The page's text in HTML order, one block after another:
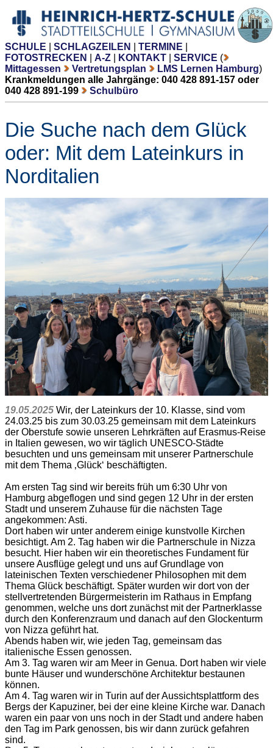
SCHULE SCHLAGZEILEN TERMINE
FOTOSTRECKEN
A-Z KONTAKT SERVICE (
Mittagessen
Vertretungsplan LMS Lernen Hamburg)
Krankmeldungen alle Jahrgänge: 040 428 891-157 oder
040 428 891-199
Schulbüro
Die Suche nach dem Glück
oder: Mit dem Lateinkurs in
Norditalien
19.05.2025 Wir, der Lateinkurs der 10. Klasse, sind vom
24.03.25 bis zum 30.03.25 gemeinsam mit dem Lateinkurs
der Oberstufe sowie unseren Lehrkräften auf Erasmus-Reise
in Italien gewesen, wo wir täglich UNESCO-Städte
besuchten und uns gemeinsam mit unserer Partnerschule
mit dem Thema ‚Glück‘ beschäftigten.
Am ersten Tag sind wir bereits früh um 6:30 Uhr von
Hamburg abgeflogen und sind gegen 12 Uhr in der ersten
Stadt und unserem Zuhause für die nächsten Tage
angekommen: Asti.
Dort haben wir unter anderem einige kunstvolle Kirchen
besichtigt. Am 2. Tag haben wir die Partnerschule in Nizza
besucht. Hier haben wir ein theoretisches Fundament für
unsere Ausflüge gelegt und uns auf Grundlage von
lateinischen Texten verschiedener Philosophen mit dem
Thema Glück beschäftigt. Später wurden wir dort von der
stellvertretenden Bürgermeisterin im Rathaus in Empfang
genommen, welche uns dort zunächst mit der Partnerklasse
durch den Konferenzraum und danach auf den Glockenturm
von Nizza geführt hat.
Abends haben wir, wie jeden Tag, gemeinsam das
italienische Essen genossen.
Am 3. Tag waren wir am Meer in Genua. Dort haben wir viele
bunte Häuser und wunderschöne Architektur bestaunen
können.
Am 4. Tag waren wir in Turin auf der Aussichtsplattform des
Bergs der Kapuziner, bei der eine kleine Kirche war. Danach
waren ein paar von uns noch in der Stadt und andere haben
den Tag im Park genossen, bis wir dann zurück gefahren
sind.